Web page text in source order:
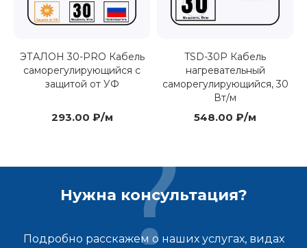
ЭТАЛОН 30-PRO Кабель
саморегулирующийся с
защитой от УФ
293.00 ₽/м
TSD-30P Кабель
нагревательный
саморегулирующийся, 30
Вт/м
548.00 ₽/м
Нужна консультация?
Подробно расскажем о наших услугах, видах